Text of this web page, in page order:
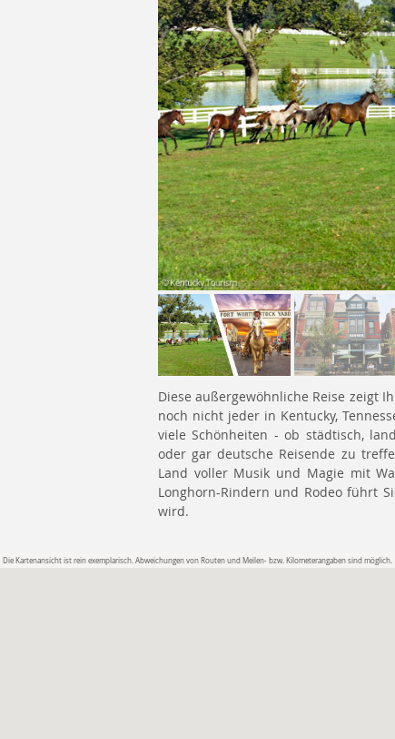
Diese außergewöhnliche Reise zeigt
noch nicht jeder in Kentucky,
viele Schönheiten - ob städtisch,
oder gar deutsche Reisende zu
Land voller Musik und Magie mit
Longhorn-Rindern und Rodeo führt
wird.
Die Kartenansicht ist rein exemplarisch. Abweichungen von Routen und Meilen- bzw. Kilometerangaben sind möglich.